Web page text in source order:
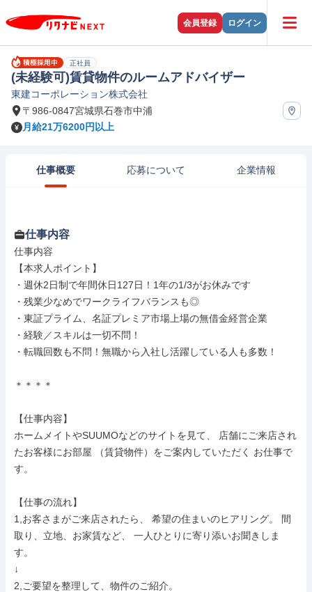
会員登録 ログイン
正社員
(未経験可)賃貸物件のルームアドバイザー
東建コーポレーション株式会社
〒986-0847宮城県石巻市中浦
月給21万6200円以上
仕事概要 応募について 企業情報
仕事内容
仕事内容
【本求人ポイント】
・週休2日制で年間休日127日！1年の1/3がお休みです
・残業少なめでワークライフバランスも◎
・東証プライム、名証プレミア市場上場の無借金経営企業
・経験／スキルは一切不問！
・転職回数も不問！無職から入社し活躍している人も多数！
＊＊＊＊
【仕事内容】
ホームメイトやSUUMOなどのサイトを見て、 店舗にご来店され
たお客様にお部屋 （賃貸物件）をご案内していただく お仕事で
す。
【仕事の流れ】
1,お客さまがご来店されたら、 希望の住まいのヒアリング。 間
取り、立地、お家賃など、 一人ひとりに寄り添いお聞きしま
す。
↓
2,ご要望を整理して、物件のご紹介。